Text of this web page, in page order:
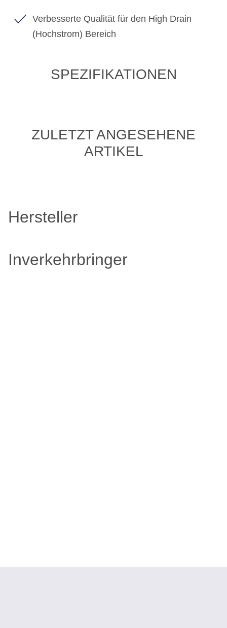
Verbesserte Qualität für den High Drain
(Hochstrom) Bereich
SPEZIFIKATIONEN
ZULETZT ANGESEHENE
ARTIKEL
Hersteller
Inverkehrbringer